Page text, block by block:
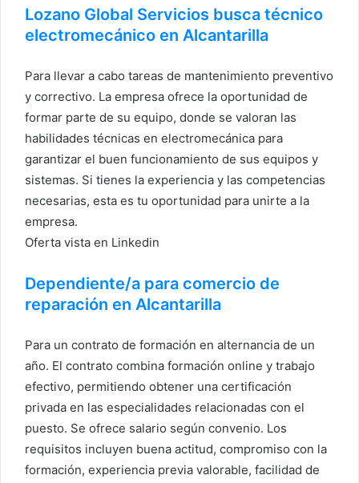
Lozano Global Servicios busca técnico
electromecánico en Alcantarilla
Para llevar a cabo tareas de mantenimiento preventivo
y correctivo. La empresa ofrece la oportunidad de
formar parte de su equipo, donde se valoran las
habilidades técnicas en electromecánica para
garantizar el buen funcionamiento de sus equipos y
sistemas. Si tienes la experiencia y las competencias
necesarias, esta es tu oportunidad para unirte a la
empresa.
Oferta vista en Linkedin
Dependiente/a para comercio de
reparación en Alcantarilla
Para un contrato de formación en alternancia de un
año. El contrato combina formación online y trabajo
efectivo, permitiendo obtener una certificación
privada en las especialidades relacionadas con el
puesto. Se ofrece salario según convenio. Los
requisitos incluyen buena actitud, compromiso con la
formación, experiencia previa valorable, facilidad de